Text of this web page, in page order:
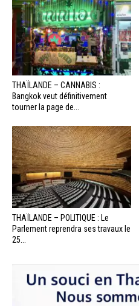
THAÏLANDE – CANNABIS :
Bangkok veut définitivement
tourner la page de...
THAÏLANDE – POLITIQUE : Le
Parlement reprendra ses travaux le
25...